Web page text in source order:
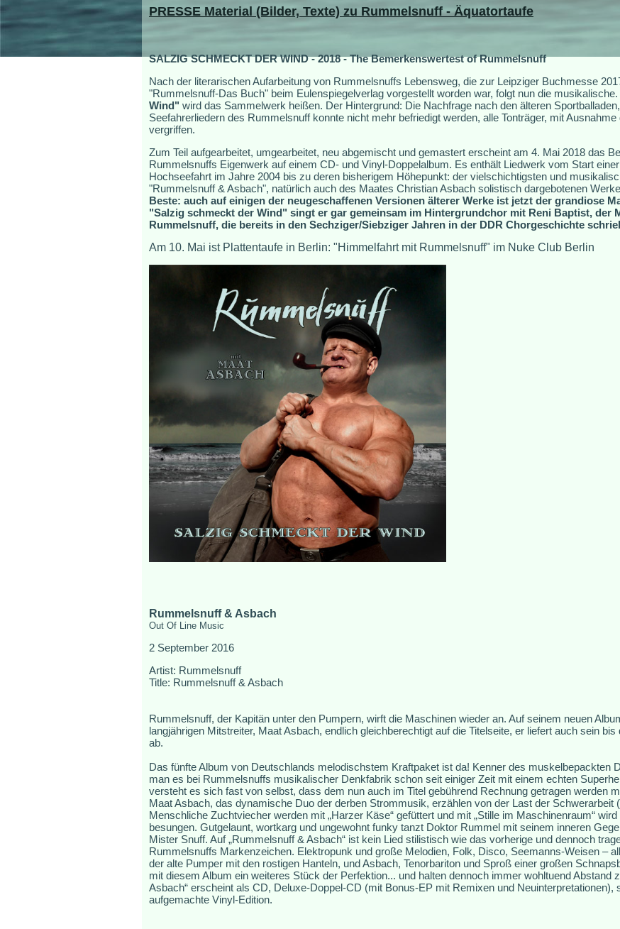
PRESSEMaterial (Bilder, Texte) zu Rummelsnuff - Äquatortaufe
SALZIG SCHMECKT DER WIND - 2018 - The Bemerkenswertest of Rummelsnuff
Nach der literarischen Aufarbeitung von Rummelsnuffs Lebensweg, die zur Leipziger Buchmesse
"Rummelsnuff-Das Buch" beim Eulenspiegelverlag vorgestellt worden war, folgt nun die musikalische.
Wind" wird das Sammelwerk heißen. Der Hintergrund: Die Nachfrage nach den älteren
Seefahrerliedern des Rummelsnuff konnte nicht mehr befriedigt werden, alle Tonträger, mit
vergriffen.
Zum Teil aufgearbeitet, umgearbeitet, neu abgemischt und gemastert erscheint am 4. Mai 2018 das
Rummelsnuffs Eigenwerk auf einem CD- und Vinyl-Doppelalbum. Es enthält Liedwerk vom Start
Hochseefahrt im Jahre 2004 bis zu deren bisherigem Höhepunkt: der vielschichtigsten und
"Rummelsnuff & Asbach", natürlich auch des Maates Christian Asbach solistisch dargebotenen
Beste: auch auf einigen der neugeschaffenen Versionen älterer Werke ist jetzt der grandiose
"Salzig schmeckt der Wind" singt er gar gemeinsam im Hintergrundchor mit Reni Baptist, der
Rummelsnuff, die bereits in den Sechziger/Siebziger Jahren in der DDR Chorgeschichte
Am 10. Mai ist Plattentaufe in Berlin: "Himmelfahrt mit Rummelsnuff" im Nuke Club Berlin
Rummelsnuff & Asbach
Out Of Line Music
2 September 2016
Artist: Rummelsnuff
Title: Rummelsnuff & Asbach
Rummelsnuff, der Kapitän unter den Pumpern, wirft die Maschinen wieder an. Auf seinem neuen
langjährigen Mitstreiter, Maat Asbach, endlich gleichberechtigt auf die Titelseite, er liefert auch sein
ab.
Das fünfte Album von Deutschlands melodischstem Kraftpaket ist da! Kenner des muskelbepackten
man es bei Rummelsnuffs musikalischer Denkfabrik schon seit einiger Zeit mit einem echten
versteht es sich fast von selbst, dass dem nun auch im Titel gebührend Rechnung getragen werden
Maat Asbach, das dynamische Duo der derben Strommusik, erzählen von der Last der Schwerarbeit
Menschliche Zuchtviecher werden mit „Harzer Käse“ gefüttert und mit „Stille im Maschinenraum“
besungen. Gutgelaunt, wortkarg und ungewohnt funky tanzt Doktor Rummel mit seinem inneren
Mister Snuff. Auf „Rummelsnuff & Asbach“ ist kein Lied stilistisch wie das vorherige und dennoch
Rummelsnuffs Markenzeichen. Elektropunk und große Melodien, Folk, Disco, Seemanns-Weisen –
der alte Pumper mit den rostigen Hanteln, und Asbach, Tenorbariton und Sproß einer großen
mit diesem Album ein weiteres Stück der Perfektion... und halten dennoch immer wohltuend Abstand
Asbach“ erscheint als CD, Deluxe-Doppel-CD (mit Bonus-EP mit Remixen und Neuinterpretationen),
aufgemachte Vinyl-Edition.